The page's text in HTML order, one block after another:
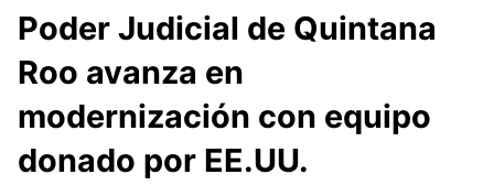
Poder Judicial de Quintana
Roo avanza en
modernización con equipo
donado por EE.UU.